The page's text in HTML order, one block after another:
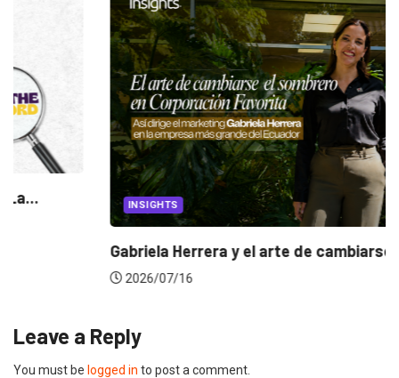
INSIGHTS
Gabriela Herrera y el arte de cambiarse...
Leave a Reply
You must be logged in to post a comment.